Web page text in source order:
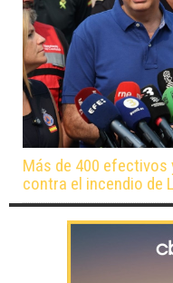
Más de 400 efectivos
contra el incendio de